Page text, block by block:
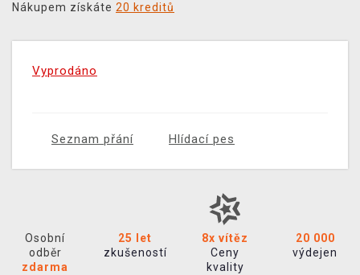
Nákupem získáte 20 kreditů
Vyprodáno
Seznam přání Hlídací pes
Osobní
odběr
zdarma
25 let
zkušeností
8x vítěz
Ceny
kvality
20 000
výdejen